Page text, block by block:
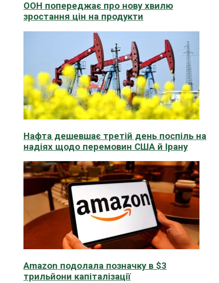
ООН попереджає про нову хвилю
зростання цін на продукти
Нафта дешевшає третій день поспіль на
надіях щодо перемовин США й Ірану
Amazon подолала позначку в $3
трильйони капіталізації